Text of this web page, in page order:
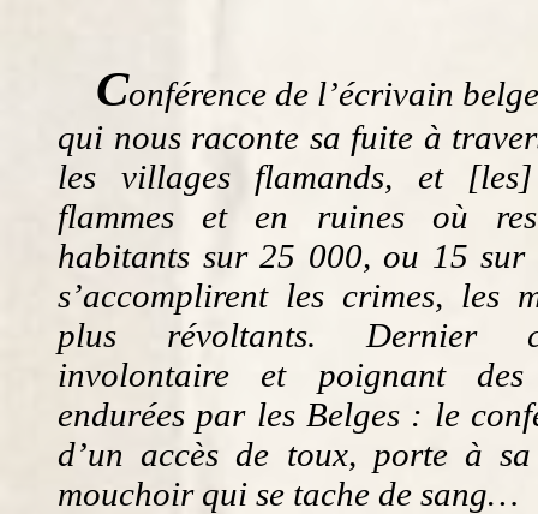
Conférence de l’écrivain
qui nous raconte sa fuite à
les villages flamands, et
flammes et en ruines où
habitants sur 25 000, ou 15
s’accomplirent les crimes, les
plus révoltants. Dernier
involontaire et poignant des
endurées par les Belges : le
d’un accès de toux, porte à
mouchoir qui se tache de sang…